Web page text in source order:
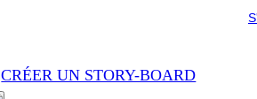
CRÉER UN STORY-BOARD